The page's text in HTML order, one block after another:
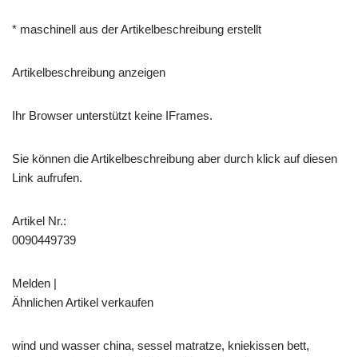
* maschinell aus der Artikelbeschreibung erstellt
Artikelbeschreibung anzeigen
Ihr Browser unterstützt keine IFrames.
Sie können die Artikelbeschreibung aber durch klick auf diesen
Link aufrufen.
Artikel Nr.:
0090449739
Melden |
Ähnlichen Artikel verkaufen
wind und wasser china, sessel matratze, kniekissen bett,